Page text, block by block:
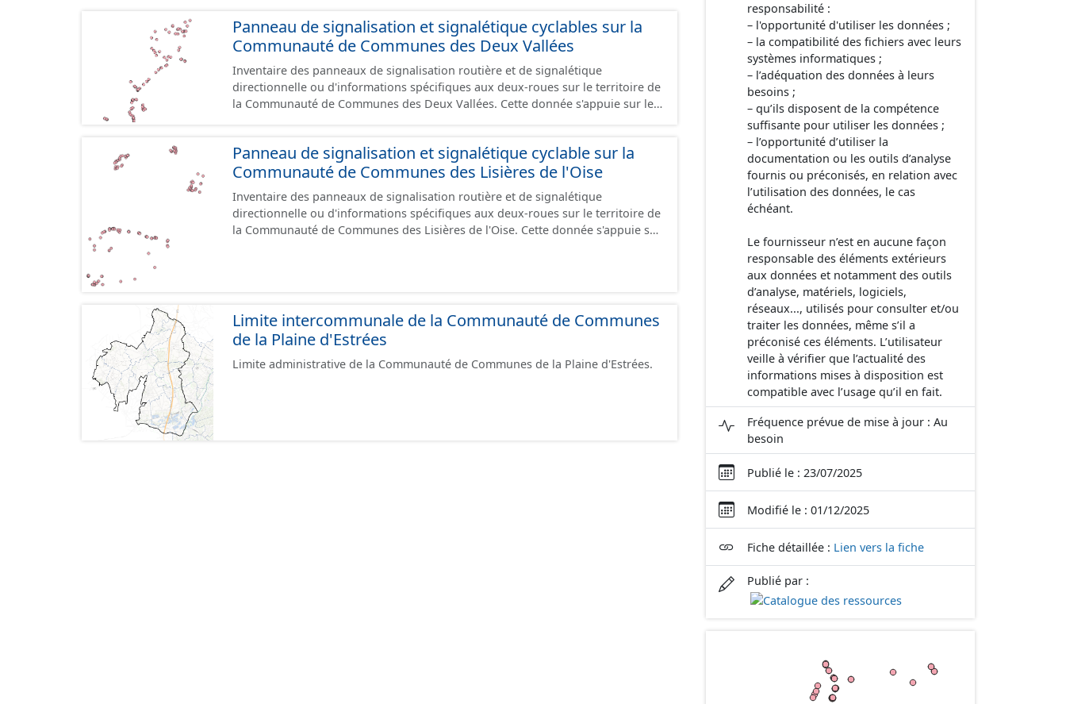
Panneau de signalisation et signalétique cyclables sur la
Communauté de Communes des Deux Vallées
Inventaire des panneaux de signalisation routière et de signalétique
directionnelle ou d'informations spécifiques aux deux-roues sur le territoire de
la Communauté de Communes des Deux Vallées. Cette donnée s'appuie sur le
Panneau de signalisation et signalétique cyclable sur la
Communauté de Communes des Lisières de l'Oise
Inventaire des panneaux de signalisation routière et de signalétique
directionnelle ou d'informations spécifiques aux deux-roues sur le territoire de
la Communauté de Communes des Lisières de l'Oise. Cette donnée s'appuie sur
Limite intercommunale de la Communauté de Communes
de la Plaine d'Estrées
Limite administrative de la Communauté de Communes de la Plaine d'Estrées.
responsabilité :
– l'opportunité d'utiliser les données ;
– la compatibilité des fichiers avec leurs
systèmes informatiques ;
– l’adéquation des données à leurs
besoins ;
– qu’ils disposent de la compétence
suffisante pour utiliser les données ;
– l’opportunité d’utiliser la
documentation ou les outils d’analyse
fournis ou préconisés, en relation avec
l’utilisation des données, le cas
échéant.
Le fournisseur n’est en aucune façon
responsable des éléments extérieurs
aux données et notamment des outils
d’analyse, matériels, logiciels,
réseaux..., utilisés pour consulter et/ou
traiter les données, même s’il a
préconisé ces éléments. L’utilisateur
veille à vérifier que l’actualité des
informations mises à disposition est
compatible avec l’usage qu’il en fait.
Fréquence prévue de mise à jour : Au
besoin
Publié le : 23/07/2025
Modifié le : 01/12/2025
Fiche détaillée : Lien vers la fiche
Publié par :